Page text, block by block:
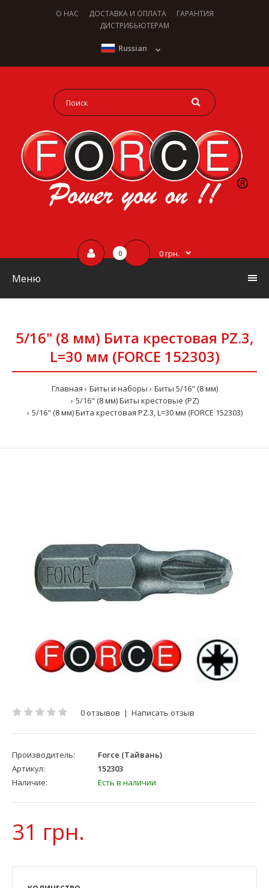
О НАС ДОСТАВКА И ОПЛАТА
ГАРАНТИЯ
ДИСТРИБЬЮТЕРАМ
Russian
0 0 грн.
Меню
5/16" (8 мм) Бита крестовая РZ.3,
L=30 мм (FORCE 152303)
Главная Биты и наборы
Биты 5/16" (8 мм)
5/16" (8 мм) Биты крестовые (PZ)
5/16" (8 мм) Бита крестовая РZ.3, L=30 мм (FORCE 152303)
0 отзывов | Написать отзыв
Производитель:
Force (Тайвань)
Артикул:
152303
Наличие:
Есть в наличии
31 грн.